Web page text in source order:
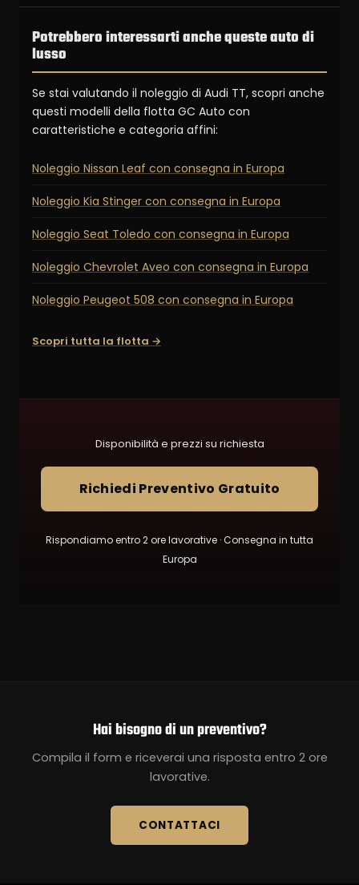
Potrebbero interessarti anche queste auto di
lusso
Se stai valutando il noleggio di Audi TT, scopri anche
questi modelli della flotta GC Auto con
caratteristiche e categoria affini:
Noleggio Nissan Leaf con consegna in Europa
Noleggio Kia Stinger con consegna in Europa
Noleggio Seat Toledo con consegna in Europa
Noleggio Chevrolet Aveo con consegna in Europa
Noleggio Peugeot 508 con consegna in Europa
Scopri tutta la flotta →
Disponibilità e prezzi su richiesta
Richiedi Preventivo Gratuito
Rispondiamo entro 2 ore lavorative · Consegna in tutta
Europa
Hai bisogno di un preventivo?
Compila il form e riceverai una risposta entro 2 ore
lavorative.
CONTATTACI